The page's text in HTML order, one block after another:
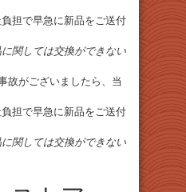
担で早急に新品をご送付
に関しては交換ができない
故がございましたら、当
担で早急に新品をご送付
に関しては交換ができない